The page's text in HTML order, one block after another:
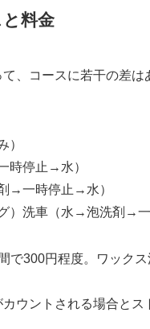
料金
、コースに若干の差
）
時停止→水）
→一時停止→水）
）洗車（水→泡洗剤→
で300円程度。ワック
ウントされる場合と